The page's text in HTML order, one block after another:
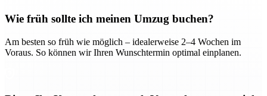
Wie früh sollte ich meinen Umzug buchen?
Am besten so früh wie möglich – idealerweise 2–4 Wochen im
Voraus. So können wir Ihren Wunschtermin optimal einplanen.